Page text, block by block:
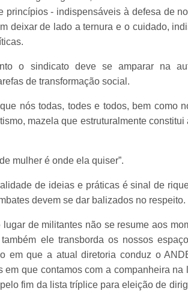
princípios - indispensáveis à defesa de
deixar de lado a ternura e o cuidado,
o sindicato deve se amparar na
de transformação social.
nós todas, todes e todos, bem como
mazela que estruturalmente constitui
mulher é onde ela quiser”.
de ideias e práticas é sinal de
devem se dar balizados no respeito.
de militantes não se resume aos
ele transborda os nossos
em que a atual diretoria conduz o
em que contamos com a companheira na
fim da lista tríplice para eleição de